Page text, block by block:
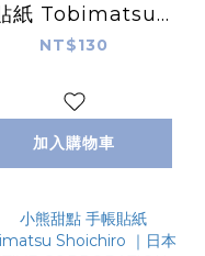
紙 Tobimatsu
Shoichiro ｜日本
CORPORATION
NT$130
加入購物車